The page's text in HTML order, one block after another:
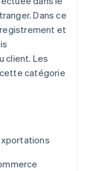
Dans ce
et
client. Les
catégorie